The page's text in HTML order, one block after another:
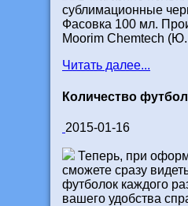
сублимационные
Фасовка 100 мл.
Moorim Chemtech
Читать далее...
Количество
2015-01-16
Теперь, при
сможете сразу
футболок каждого
вашего удобства